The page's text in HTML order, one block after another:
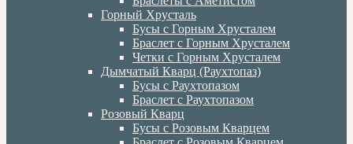
Горный Хрусталь
Бусы с Горным Хрусталем
Браслет с Горным Хрусталем
Четки с Горным Хрусталем
Дымчатый Кварц (Раухтопаз)
Бусы с Раухтопазом
Браслет с Раухтопазом
Розовый Кварц
Бусы с Розовым Кварцем